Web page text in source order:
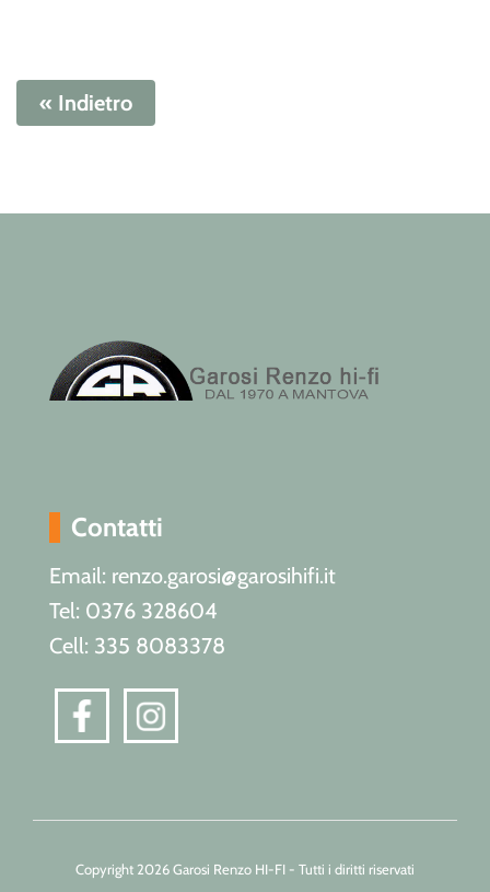
« Indietro
Contatti
Email: renzo.garosi@garosihifi.it
Tel: 0376 328604
Cell: 335 8083378
Copyright 2026 Garosi Renzo HI-FI - Tutti i diritti riservati